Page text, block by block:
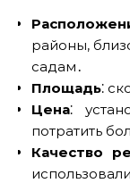
районы‚
садам․
Площадь⁚
Цена⁚
потратить
Качество